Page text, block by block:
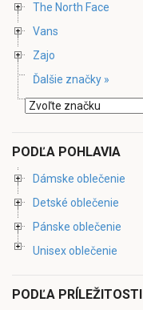
The North Face
Vans
Zajo
Ďalšie značky »
PODĽA POHLAVIA
Dámske oblečenie
Detské oblečenie
Pánske oblečenie
Unisex oblečenie
PODĽA PRÍLEŽITOSTI